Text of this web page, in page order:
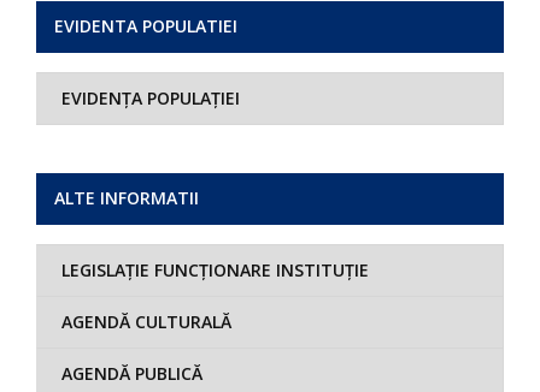
EVIDENTA POPULATIEI
EVIDENȚA POPULAȚIEI
ALTE INFORMATII
LEGISLAȚIE FUNCȚIONARE INSTITUȚIE
AGENDĂ CULTURALĂ
AGENDĂ PUBLICĂ